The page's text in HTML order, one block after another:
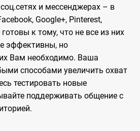
и мессенджерах – в
Google+, Pinterest,
к тому, что не все из них
эффективны, но
Вам необходимо. Ваша
способами увеличить охват
тестировать новые
поддерживать общение с